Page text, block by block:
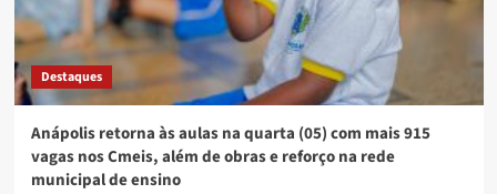
Destaques
Anápolis retorna às aulas na quarta (05) com mais 915
vagas nos Cmeis, além de obras e reforço na rede
municipal de ensino